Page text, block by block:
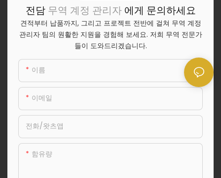
전담 무역 계정 관리자에게 문의하세요
견적부터 납품까지, 그리고 프로젝트 전반에 걸쳐 무역 계정
관리자 팀의 원활한 지원을 경험해 보세요. 저희 무역 전문가
들이 도와드리겠습니다.
이름
이메일
전화/왓츠앱
함유량